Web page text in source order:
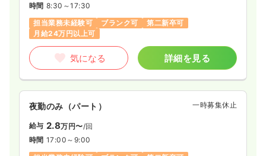
時間 8:30～17:30
担当業務未経験可
ブランク可
第二新卒可
月給24万円以上可
気になる 詳細を見る
夜勤のみ（パート） 一時募集休止
給与 2.8万円〜/回
時間 17:00～9:00